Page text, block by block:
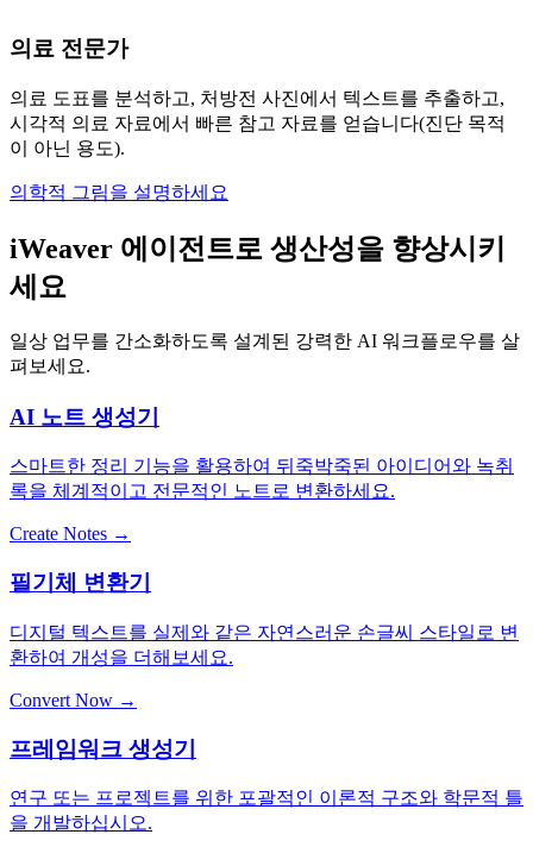
의료 전문가
의료 도표를 분석하고, 처방전 사진에서 텍스트를 추출하고,
시각적 의료 자료에서 빠른 참고 자료를 얻습니다(진단 목적
이 아닌 용도).
의학적 그림을 설명하세요
iWeaver 에이전트로 생산성을 향상시키
세요
일상 업무를 간소화하도록 설계된 강력한 AI 워크플로우를 살
펴보세요.
AI 노트 생성기
스마트한 정리 기능을 활용하여 뒤죽박죽된 아이디어와 녹취
록을 체계적이고 전문적인 노트로 변환하세요.
Create Notes →
필기체 변환기
디지털 텍스트를 실제와 같은 자연스러운 손글씨 스타일로 변
환하여 개성을 더해보세요.
Convert Now →
프레임워크 생성기
연구 또는 프로젝트를 위한 포괄적인 이론적 구조와 학문적 틀
을 개발하십시오.